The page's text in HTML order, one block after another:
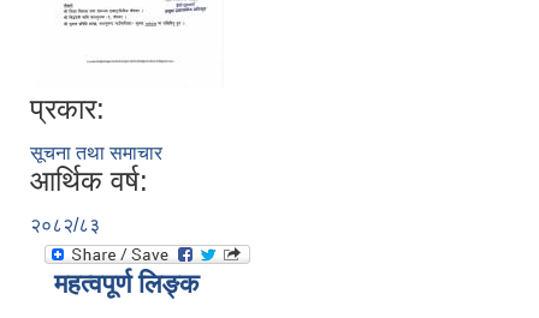
प्रकार:
सूचना तथा समाचार
आर्थिक वर्ष:
२०८२/८३
महत्वपूर्ण लिङ्क